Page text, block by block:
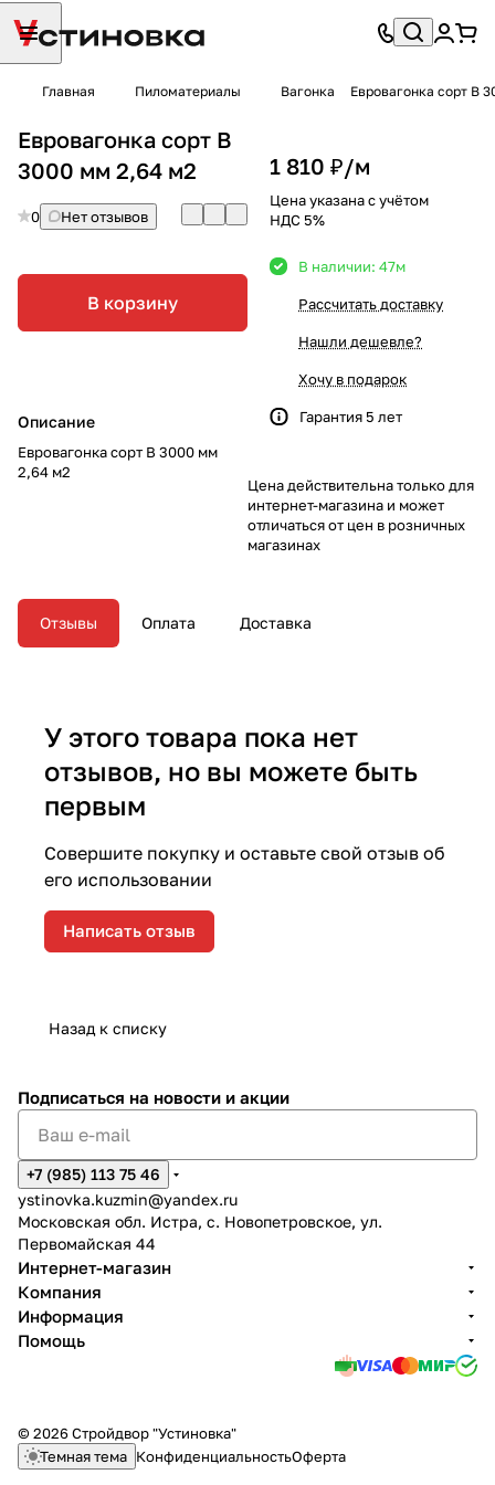
Главная Пиломатериалы Вагонка Евровагонка сорт B
Евровагонка сорт B
3000 мм 2,64 м2
0 Нет отзывов
В корзину
Описание
Евровагонка сорт B 3000 мм
2,64 м2
1 810 ₽/м
Цена указана с учётом
НДС 5%
В наличии: 47м
Рассчитать доставку
Нашли дешевле?
Хочу в подарок
Гарантия 5 лет
Цена действительна только для
интернет-магазина и может
отличаться от цен в розничных
магазинах
Отзывы Оплата Доставка
У этого товара пока нет
отзывов, но вы можете быть
первым
Совершите покупку и оставьте свой отзыв об
его использовании
Написать отзыв
Назад к списку
Подписаться на новости и акции
+7 (985) 113 75 46
ystinovka.kuzmin@yandex.ru
Московская обл. Истра, с. Новопетровское, ул.
Первомайская 44
Интернет-магазин
Компания
Информация
Помощь
© 2026 Стройдвор "Устиновка"
Темная тема КонфиденциальностьОферта